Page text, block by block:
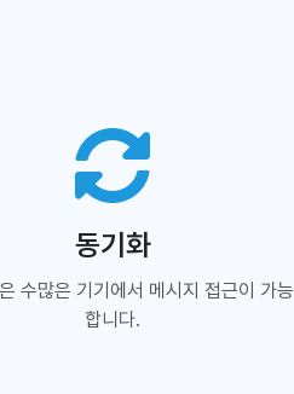
동기화
수많은 기기에서 메시지 접근이 가능
합니다.